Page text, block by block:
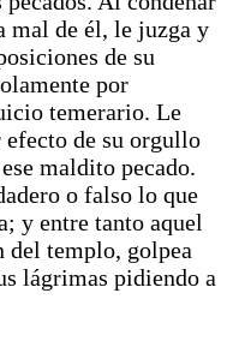
mal de él, le juzga y
de su
por
temerario. Le
de su orgullo
maldito pecado.
o falso lo que
y entre tanto aquel
del templo, golpea
lágrimas pidiendo a